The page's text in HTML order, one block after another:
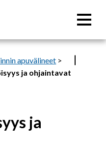
apuvälineet >
ja ohjaintavat
ja